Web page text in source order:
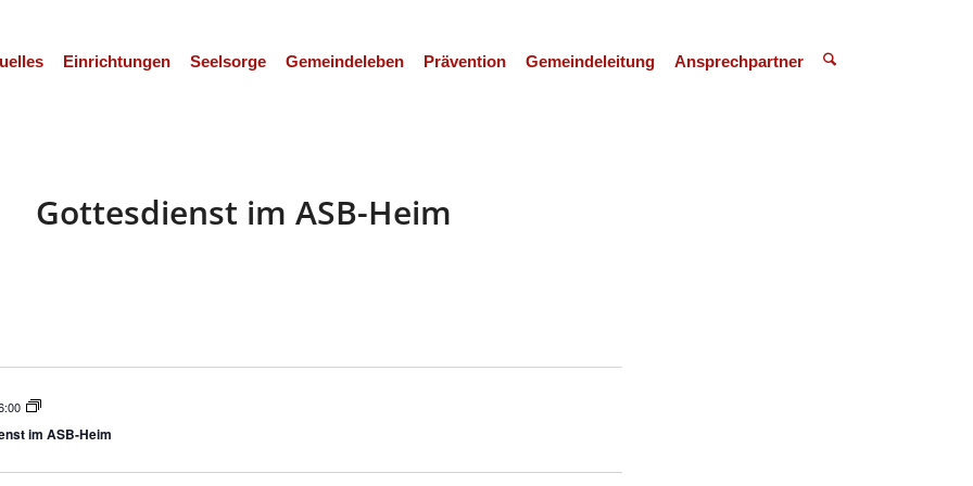
Einrichtungen Seelsorge Gemeindeleben Prävention Gemeindeleitung Ansprechpartner
Gottesdienst im ASB-Heim
im ASB-Heim